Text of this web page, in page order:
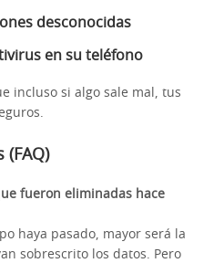
desconocidas
en su teléfono
incluso si algo sale mal, tus
(FAQ)
fueron eliminadas hace
haya pasado, mayor será la
sobrescrito los datos. Pero